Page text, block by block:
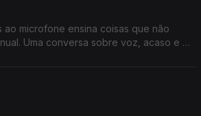
ao microfone ensina coisas que não
Uma conversa sobre voz, acaso e o